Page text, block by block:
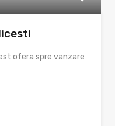
ofera spre vanzare